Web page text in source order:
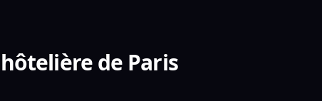
de Paris